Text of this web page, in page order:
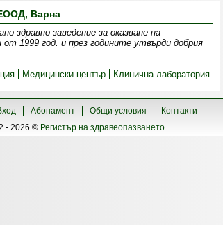
Варна
заведение за оказване на
1999 год. и през годините утвърди добрия
Медицински център Клинична лаборатория
Абонамент Общи условия
Контакти
- 2026 © Регистър на здравеопазването